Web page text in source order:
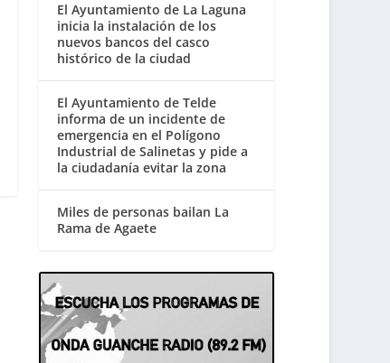
El Ayuntamiento de La Laguna
inicia la instalación de los
nuevos bancos del casco
histórico de la ciudad
El Ayuntamiento de Telde
informa de un incidente de
emergencia en el Polígono
Industrial de Salinetas y pide a
la ciudadanía evitar la zona
Miles de personas bailan La
Rama de Agaete